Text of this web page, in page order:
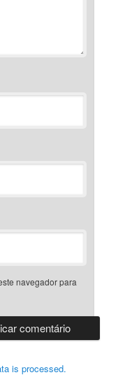
navegador para
is processed.